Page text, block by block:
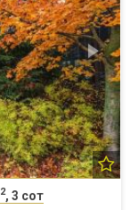
2, 3 сот